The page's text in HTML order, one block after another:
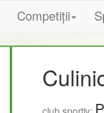
Competiții